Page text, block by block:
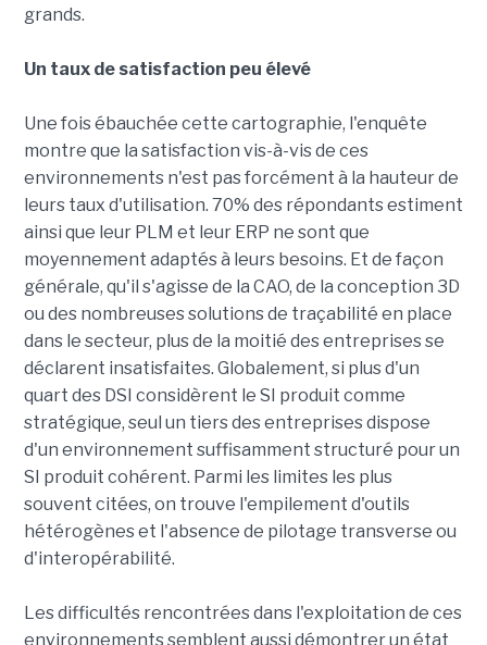
grands.
Un taux de satisfaction peu élevé
Une fois ébauchée cette cartographie, l'enquête
montre que la satisfaction vis-à-vis de ces
environnements n'est pas forcément à la hauteur de
leurs taux d'utilisation. 70% des répondants estiment
ainsi que leur PLM et leur ERP ne sont que
moyennement adaptés à leurs besoins. Et de façon
générale, qu'il s'agisse de la CAO, de la conception 3D
ou des nombreuses solutions de traçabilité en place
dans le secteur, plus de la moitié des entreprises se
déclarent insatisfaites. Globalement, si plus d'un
quart des DSI considèrent le SI produit comme
stratégique, seul un tiers des entreprises dispose
d'un environnement suffisamment structuré pour un
SI produit cohérent. Parmi les limites les plus
souvent citées, on trouve l'empilement d'outils
hétérogènes et l'absence de pilotage transverse ou
d'interopérabilité.
Les difficultés rencontrées dans l'exploitation de ces
environnements semblent aussi démontrer un état